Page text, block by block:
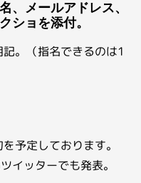
、メールアドレス、
ショを添付。
。（指名できるのは1
予定しております。
イッターでも発表。